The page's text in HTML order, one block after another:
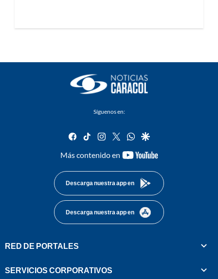
Síguenos en:
facebook
tiktok instagram
twitterwhatsapp
google
Más contenido en
youtube-
Descarga nuestra app en
Descarga nuestra app en
RED DE PORTALES
SERVICIOS CORPORATIVOS